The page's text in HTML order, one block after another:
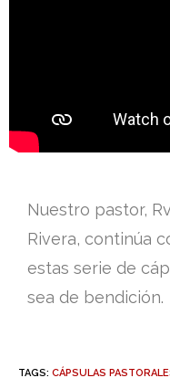
Nuestro pastor,
Rivera, continúa
estas serie de
sea de bendición.
TAGS: CÁPSULAS